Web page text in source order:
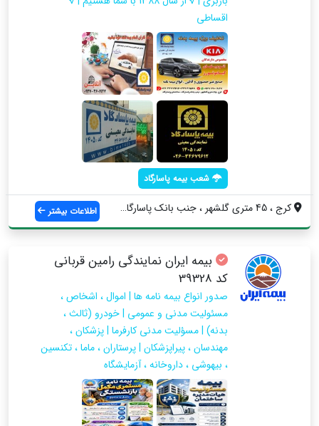
اقساطی
شعب بیمه پاسارگاد
کرج ، 45 متری گلشهر ، جنب بانک پاسارگاد ... اطلاعات بیشتر
بیمه ایران نمایندگی رامین قربانی
کد 39328
صدور انواع بیمه نامه ها | اموال ، اشخاص ،
مسئولیت مدنی و عمومی | خودرو (ثالث ،
بدنه) | مسؤلیت مدنی کارفرما | پزشکان ،
مهندسان ، پیراپزشکان | پرستاران ، ماما ، تکنسین
، بیهوشی ، داروخانه‌ ، آزمایشگاه